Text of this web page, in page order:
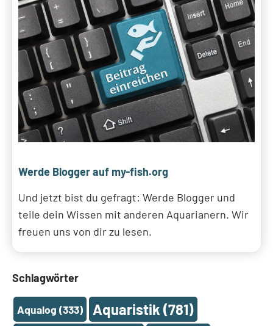
Werde Blogger auf my-fish.org
Und jetzt bist du gefragt: Werde Blogger und
teile dein Wissen mit anderen Aquarianern. Wir
freuen uns von dir zu lesen.
Schlagwörter
Aqualog (333) Aquaristik (781)